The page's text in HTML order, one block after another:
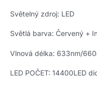
Světelný zdroj: LED
Světlá barva: Červený +
Vlnová délka: 633nm/
LED POČET: 14400LED